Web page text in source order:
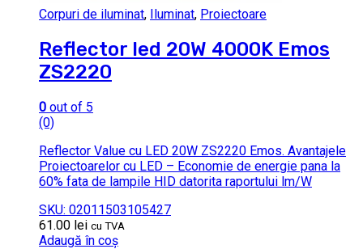
Corpuri de iluminat, Iluminat, Proiectoare
Reflector led 20W 4000K Emos
ZS2220
0 out of 5
(0)
Reflector Value cu LED 20W ZS2220 Emos. Avantajele
Proiectoarelor cu LED – Economie de energie pana la
60% fata de lampile HID datorita raportului lm/W
SKU: 02011503105427
61.00 lei cu TVA
Adaugă în coș